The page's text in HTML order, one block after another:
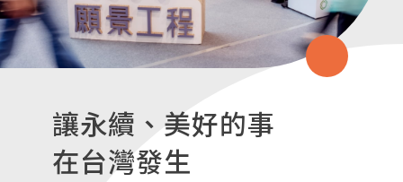
讓永續、美好的事
在台灣發生